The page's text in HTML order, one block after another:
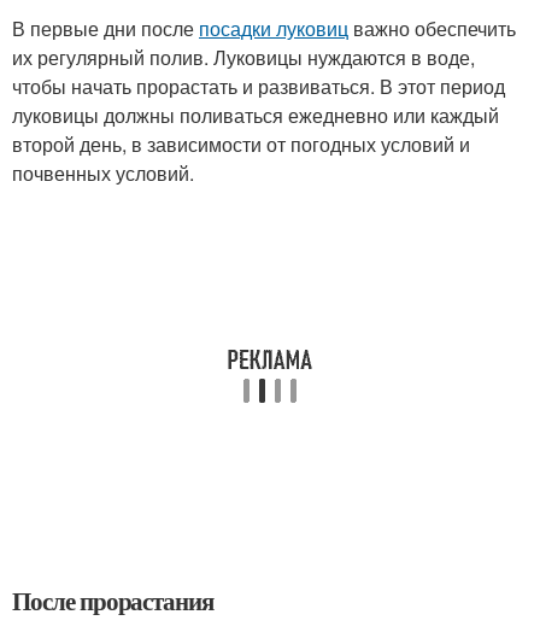
В первые дни после посадки луковиц важно обеспечить
их регулярный полив. Луковицы нуждаются в воде,
чтобы начать прорастать и развиваться. В этот период
луковицы должны поливаться ежедневно или каждый
второй день, в зависимости от погодных условий и
почвенных условий.
После прорастания